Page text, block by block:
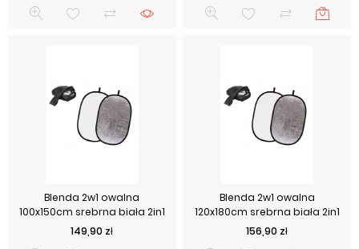
Blenda 2w1 owalna
100x150cm srebrna biała 2in1
Cena
149,90 zł
Blenda 2w1 owalna
120x180cm srebrna biała 2in1
Cena
156,90 zł